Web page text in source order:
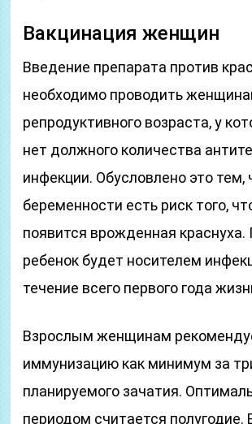
Вакцинация женщин
Введение препарата против
необходимо проводить
репродуктивного возраста, у
нет должного количества
инфекции. Обусловлено это тем,
беременности есть риск того,
появится врожденная краснуха.
ребенок будет носителем
течение всего первого года
Взрослым женщинам
иммунизацию как минимум за
планируемого зачатия.
периодом считается полугодие.